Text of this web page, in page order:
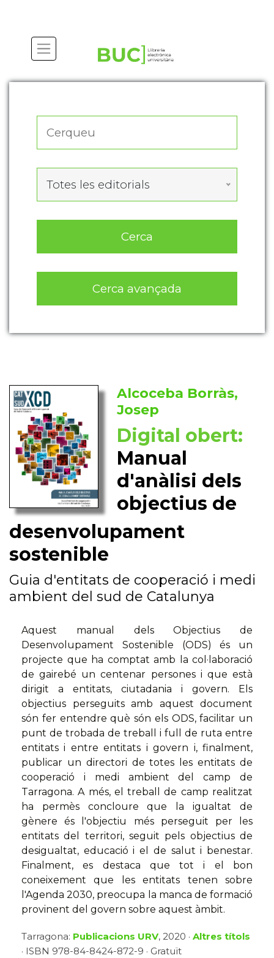
Totes les editorials
Cerca
Cerca avançada
Alcoceba Borràs,
Josep
Digital obert:
Manual
d'anàlisi dels
objectius de
desenvolupament
sostenible
Guia d'entitats de cooperació i medi
ambient del sud de Catalunya
Aquest manual dels Objectius de
Desenvolupament Sostenible (ODS) és un
projecte que ha comptat amb la col·laboració
de gairebé un centenar persones i que està
dirigit a entitats, ciutadania i govern. Els
objectius perseguits amb aquest document
són fer entendre què són els ODS, facilitar un
punt de trobada de treball i full de ruta entre
entitats i entre entitats i govern i, finalment,
publicar un directori de totes les entitats de
cooperació i medi ambient del camp de
Tarragona. A més, el treball de camp realitzat
ha permès concloure que la igualtat de
gènere és l'objectiu més perseguit per les
entitats del territori, seguit pels objectius de
desigualtat, educació i el de salut i benestar.
Finalment, es destaca que tot i el bon
coneixement que les entitats tenen sobre
l'Agenda 2030, preocupa la manca de formació
provinent del govern sobre aquest àmbit.
Tarragona: Publicacions URV, 2020 · Altres títols
· ISBN 978-84-8424-872-9 · Gratuït